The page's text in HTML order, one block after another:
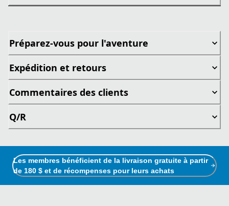
Préparez-vous pour l'aventure
Expédition et retours
Commentaires des clients
Q/R
Les membres bénéficient de la livraison gratuite à partir
de 180 $ et de récompenses pour leurs achats